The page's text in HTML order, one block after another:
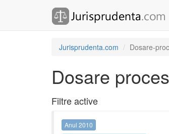
Jurisprudenta.com Dosare-
Dosare
Filtre active
Anul 2010